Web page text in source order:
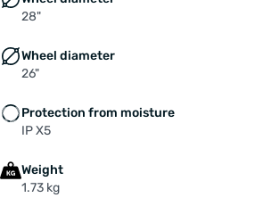
28"
Wheel diameter
26"
Protection from moisture
IP X5
Weight
1.73 kg